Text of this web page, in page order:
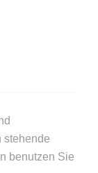
stehende
benutzen Sie